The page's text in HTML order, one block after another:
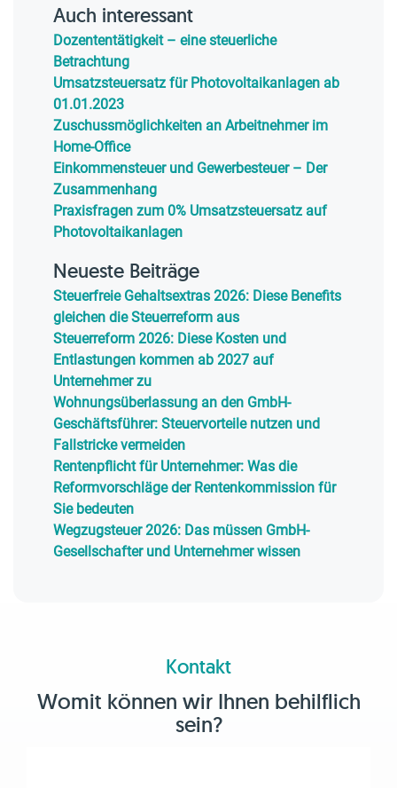
Auch interessant
Dozententätigkeit – eine steuerliche
Betrachtung
Umsatzsteuersatz für Photovoltaikanlagen ab
01.01.2023
Zuschussmöglichkeiten an Arbeitnehmer im
Home-Office
Einkommensteuer und Gewerbesteuer – Der
Zusammenhang
Praxisfragen zum 0% Umsatzsteuersatz auf
Photovoltaikanlagen
Neueste Beiträge
Steuerfreie Gehaltsextras 2026: Diese Benefits
gleichen die Steuerreform aus
Steuerreform 2026: Diese Kosten und
Entlastungen kommen ab 2027 auf
Unternehmer zu
Wohnungsüberlassung an den GmbH-
Geschäftsführer: Steuervorteile nutzen und
Fallstricke vermeiden
Rentenpflicht für Unternehmer: Was die
Reformvorschläge der Rentenkommission für
Sie bedeuten
Wegzugsteuer 2026: Das müssen GmbH-
Gesellschafter und Unternehmer wissen
Kontakt
Womit können wir Ihnen behilflich
sein?